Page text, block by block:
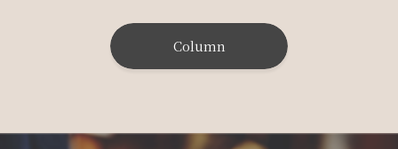
Column